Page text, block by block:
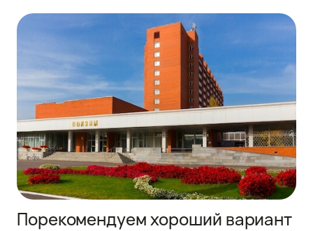
Порекомендуем хороший вариант